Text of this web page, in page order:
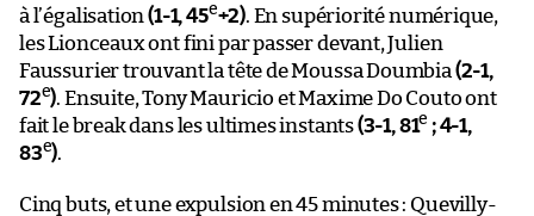
à l’égalisation(1-1, 45e+2). En supériorité numérique,
les Lionceaux ont fini par passer devant, Julien
Faussurier trouvant la tête de Moussa Doumbia (2-1,
72e). Ensuite, Tony Mauricio et Maxime Do Couto ont
fait le break dans les ultimes instants(3-1, 81e ; 4-1,
83e).
Cinq buts, et une expulsion en 45 minutes : Quevilly-